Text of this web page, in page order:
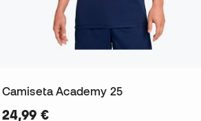
Camiseta Academy 25
24,99 €